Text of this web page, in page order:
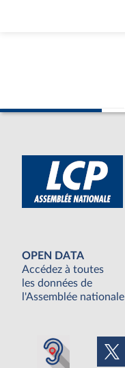
OPEN DATA
Accédez à toutes
les données de
l'Assemblée nationale